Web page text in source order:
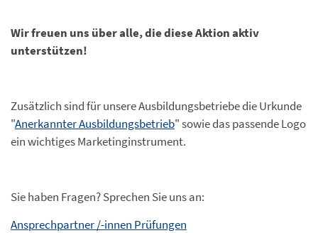
Wir freuen uns über alle, die diese Aktion aktiv
unterstützen!
Zusätzlich sind für unsere Ausbildungsbetriebe die Urkunde
"Anerkannter Ausbildungsbetrieb" sowie das passende Logo
ein wichtiges Marketinginstrument.
Sie haben Fragen? Sprechen Sie uns an:
Ansprechpartner /-innen Prüfungen